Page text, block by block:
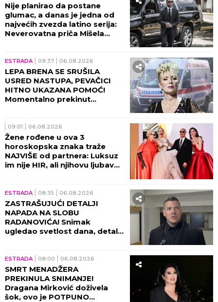
Nije planirao da postane
glumac, a danas je jedna od
najvećih zvezda latino serija:
Neverovatna priča Mišela
ESTRADA 09:37 06.08.2026
LEPA BRENA SE SRUŠILA
USRED NASTUPA, PEVAČICI
HITNO UKAZANA POMOĆ!
Momentalno prekinut
09:01 06.08.2026
Žene rođene u ova 3
horoskopska znaka traže
NAJVIŠE od partnera: Luksuz
im nije HIR, ali njihovu ljubav
ESTRADA 08:35 06.08.2026
ZASTRAŠUJUĆI DETALJI
NAPADA NA SLOBU
RADANOVIĆA! Snimak
ugledao svetlost dana, detalji
ESTRADA 08:00 06.08.2026
SMRT MENADŽERA
PREKINULA SNIMANJE!
Dragana Mirković doživela
šok, ovo je POTPUNO